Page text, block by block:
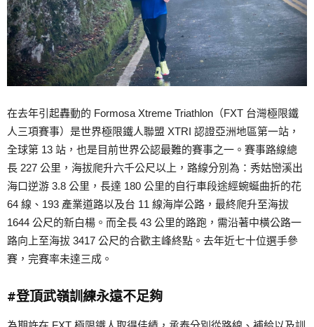
在去年引起轟動的 Formosa Xtreme Triathlon（FXT 台灣極限鐵
人三項賽事）是世界極限鐵人聯盟 XTRI 認證亞洲地區第一站，
全球第 13 站，也是目前世界公認最難的賽事之一。賽事路線總
長 227 公里，海拔爬升六千公尺以上，路線分別為：秀姑巒溪出
海口逆游 3.8 公里，長達 180 公里的自行車段途經蜿蜒曲折的花
64 線、193 產業道路以及台 11 線海岸公路，最終爬升至海拔
1644 公尺的新白楊。而全長 43 公里的路跑，需沿著中橫公路一
路向上至海拔 3417 公尺的合歡主峰終點。去年近七十位選手參
賽，完賽率未達三成。
#登頂武嶺訓練永遠不足夠